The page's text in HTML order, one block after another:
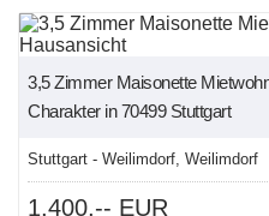
3,5 Zimmer Maisonette
Charakter in 70499 Stuttgart
Stuttgart - Weilimdorf,
1,400,-- EUR